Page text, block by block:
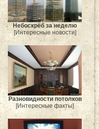
Небоскрёб за неделю
[Интересные новости]
Разновидности потолков
[Интересные факты]